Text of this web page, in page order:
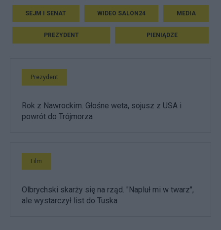
SEJM I SENAT WIDEO SALON24 MEDIA
PREZYDENT PIENIĄDZE
Prezydent
Rok z Nawrockim. Głośne weta, sojusz z USA i
powrót do Trójmorza
Film
Olbrychski skarży się na rząd. "Napluł mi w twarz",
ale wystarczył list do Tuska